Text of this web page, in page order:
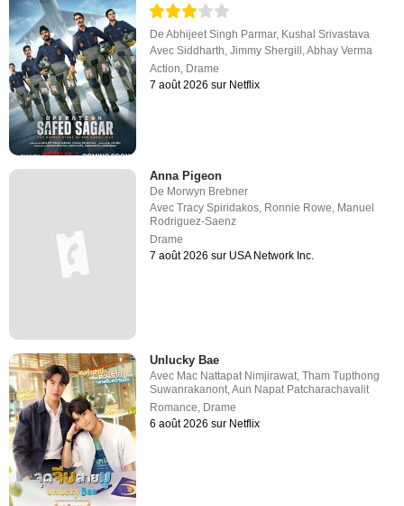
DeAbhijeet Singh Parmar, Kushal Srivastava
AvecSiddharth,Jimmy Shergill ,Abhay Verma
Action, Drame
7 août 2026 sur Netflix
Anna Pigeon
De Morwyn Brebner
AvecTracy Spiridakos, Ronnie Rowe, Manuel
Rodriguez-Saenz
Drame
7 août 2026 sur USA Network Inc.
Unlucky Bae
Avec Mac Nattapat Nimjirawat ,Tham Tupthong
Suwanrakanont ,Aun Napat Patcharachavalit
Romance Drame
6 août 2026 sur Netflix